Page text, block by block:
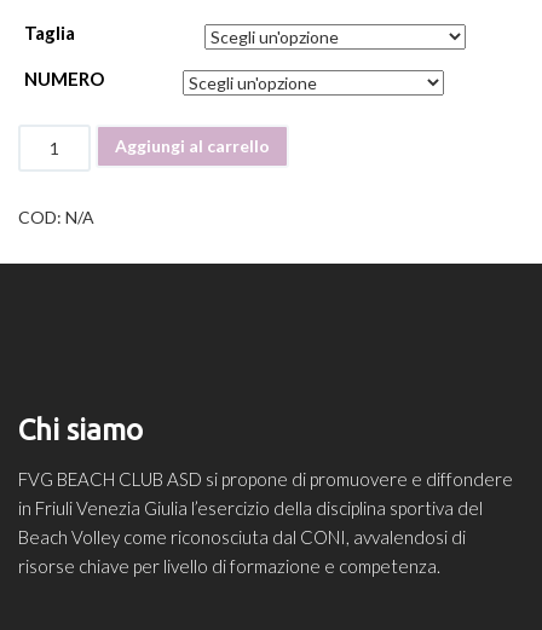
Taglia
NUMERO
OLIMPICO
2024
Aggiungi al carrello
COD: N/A
Chi siamo
FVG BEACH CLUB ASD si propone di promuovere e diffondere
in Friuli Venezia Giulia l’esercizio della disciplina sportiva del
Beach Volley come riconosciuta dal CONI, avvalendosi di
risorse chiave per livello di formazione e competenza.